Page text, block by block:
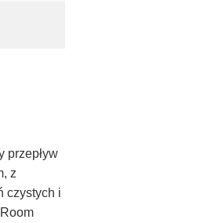
przepływ
z
czystych i